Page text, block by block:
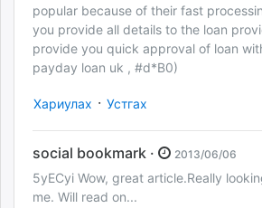
popular because of their fast
you provide all details to the loan
provide you quick approval of loan
payday loan uk , #d*B0)
Хариулах · Устгах
social bookmark · 2013/06/06
5yECyi Wow, great article.Really
me. Will read on...